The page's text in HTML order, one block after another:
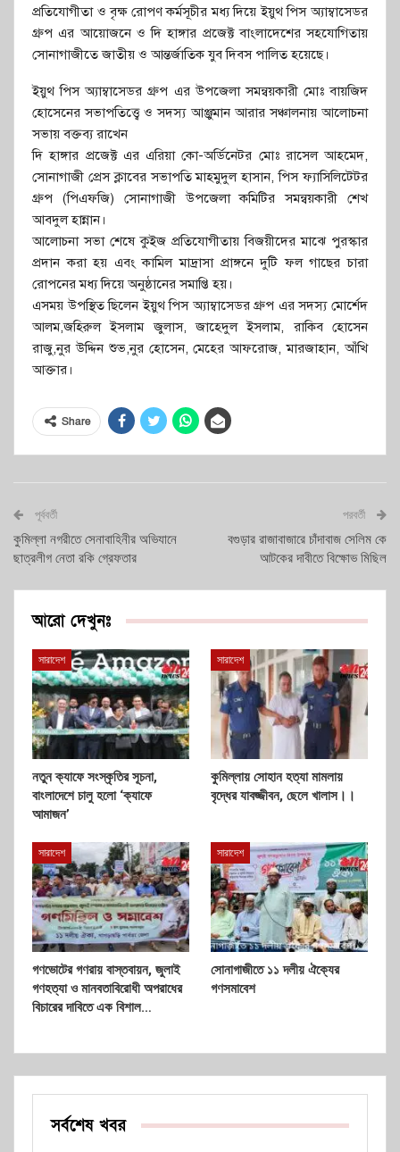
প্রতিযোগীতা ও বৃক্ষ রোপণ কর্মসূচীর মধ্য দিয়ে ইয়ুথ পিস অ্যাম্বাসেডর
গ্রুপ এর আয়োজনে ও দি হাঙ্গার প্রজেক্ট বাংলাদেশের সহযোগিতায়
সোনাগাজীতে জাতীয় ও আন্তর্জাতিক যুব দিবস পালিত হয়েছে।
ইয়ুথ পিস অ্যাম্বাসেডর গ্রুপ এর উপজেলা সমন্বয়কারী মোঃ বায়জিদ
হোসেনের সভাপতিত্ত্বে ও সদস্য আঞ্জুমান আরার সঞ্চালনায় আলোচনা
সভায় বক্তব্য রাখেন
দি হাঙ্গার প্রজেক্ট এর এরিয়া কো-অর্ডিনেটর মোঃ রাসেল আহমেদ,
সোনাগাজী প্রেস ক্লাবের সভাপতি মাহমুদুল হাসান, পিস ফ্যাসিলিটেটর
গ্রুপ (পিএফজি) সোনাগাজী উপজেলা কমিটির সমন্বয়কারী শেখ
আবদুল হান্নান।
আলোচনা সভা শেষে কুইজ প্রতিযোগীতায় বিজয়ীদের মাঝে পুরস্কার
প্রদান করা হয় এবং কামিল মাদ্রাসা প্রাঙ্গনে দুটি ফল গাছের চারা
রোপনের মধ্য দিয়ে অনুষ্ঠানের সমাপ্তি হয়।
এসময় উপস্থিত ছিলেন ইয়ুথ পিস অ্যাম্বাসেডর গ্রুপ এর সদস্য মোর্শেদ
আলম,জহিরুল ইসলাম জুলাস, জাহেদুল ইসলাম, রাকিব হোসেন
রাজু,নুর উদ্দিন শুভ,নুর হোসেন, মেহের আফরোজ, মারজাহান, আঁখি
আক্তার।
Share
পূর্ববর্তী
কুমিল্লা নগরীতে সেনাবাহিনীর অভিযানে
ছাত্রলীগ নেতা রকি গ্রেফতার
পরবর্তী
বগুড়ার রাজাবাজারে চাঁদাবাজ সেলিম কে
আটকের দাবীতে বিক্ষোভ মিছিল
আরো দেখুনঃ
সারাদেশ
নতুন ক্যাফে সংস্কৃতির সূচনা,
বাংলাদেশে চালু হলো ‘ক্যাফে
আমাজন’
সারাদেশ
কুমিল্লায় সোহান হত্যা মামলায়
বৃদ্ধের যাবজ্জীবন, ছেলে খালাস।।
সারাদেশ
গণভোটের গণরায় বাস্তবায়ন, জুলাই
গণহত্যা ও মানবতাবিরোধী অপরাধের
বিচারের দাবিতে এক বিশাল…
সারাদেশ
সোনাগাজীতে ১১ দলীয় ঐক্যের
গণসমাবেশ
সর্বশেষ খবর